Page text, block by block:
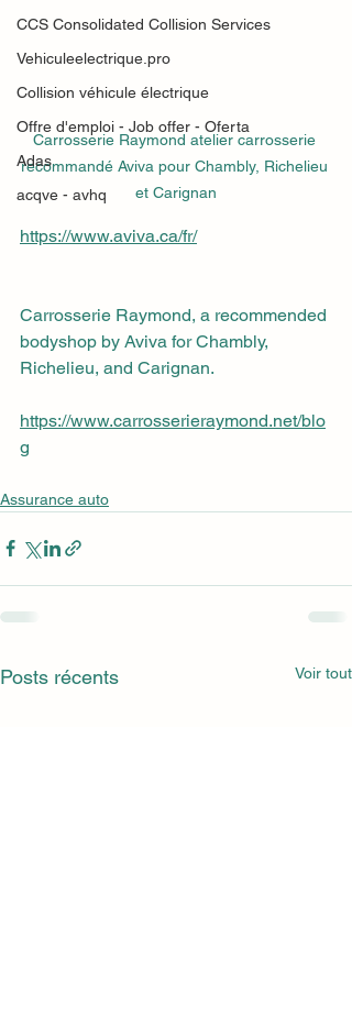
CCS Consolidated Collision Services
Vehiculeelectrique.pro
Collision véhicule électrique
Offre d'emploi - Job offer - Oferta
Adas
acqve - avhq
Carrosserie Raymond atelier carrosserie
recommandé Aviva pour Chambly, Richelieu
et Carignan
https://www.aviva.ca/fr/
Carrosserie Raymond, a recommended
bodyshop by Aviva for Chambly,
Richelieu, and Carignan.
https://www.carrosserieraymond.net/blo
g
Assurance auto
Posts récents Voir tout